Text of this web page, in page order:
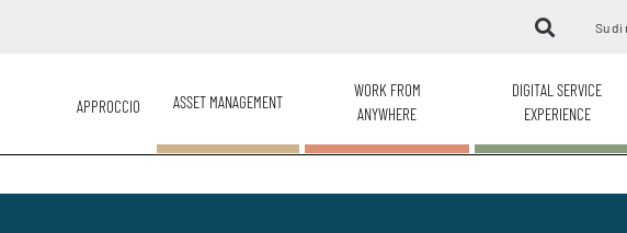
Su di
APPROCCIO ASSET MANAGEMENT
WORK FROM
ANYWHERE
DIGITAL SERVICE
EXPERIENCE